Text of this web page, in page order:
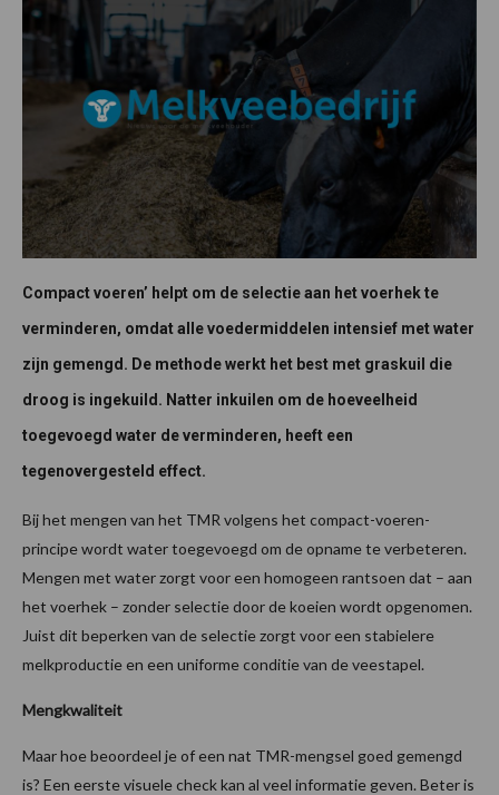
Compact voeren’ helpt om de selectie aan het voerhek te
verminderen, omdat alle voedermiddelen intensief met water
zijn gemengd. De methode werkt het best met graskuil die
droog is ingekuild. Natter inkuilen om de hoeveelheid
toegevoegd water de verminderen, heeft een
tegenovergesteld effect.
Bij het mengen van het TMR volgens het compact-voeren-
principe wordt water toegevoegd om de opname te verbeteren.
Mengen met water zorgt voor een homogeen rantsoen dat – aan
het voerhek – zonder selectie door de koeien wordt opgenomen.
Juist dit beperken van de selectie zorgt voor een stabielere
melkproductie en een uniforme conditie van de veestapel.
Mengkwaliteit
Maar hoe beoordeel je of een nat TMR-mengsel goed gemengd
is? Een eerste visuele check kan al veel informatie geven. Beter is